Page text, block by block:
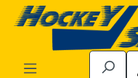
Zum Hauptinhalt springen